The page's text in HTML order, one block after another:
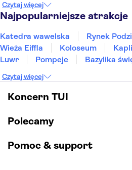
Sopot
Gdynia Zakopane
Czytaj więcej
Najpopularniejsze atrakcje
Katedra wawelska Rynek
Wieża Eiffla
Koloseum
Luwr
Pompeje
Bazylika
Etna
Wawel Park Güell
Caminito del Rey
Czytaj więcej
Koncern TUI
Polecamy
Pomoc & support